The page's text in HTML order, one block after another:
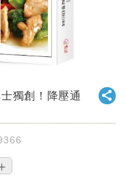
獨創！降壓通